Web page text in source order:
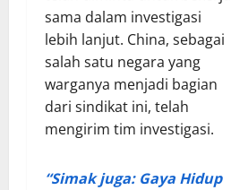
sama dalam investigasi
lebih lanjut. China, sebagai
salah satu negara yang
warganya menjadi bagian
dari sindikat ini, telah
mengirim tim investigasi.
“Simak juga: Gaya Hidup